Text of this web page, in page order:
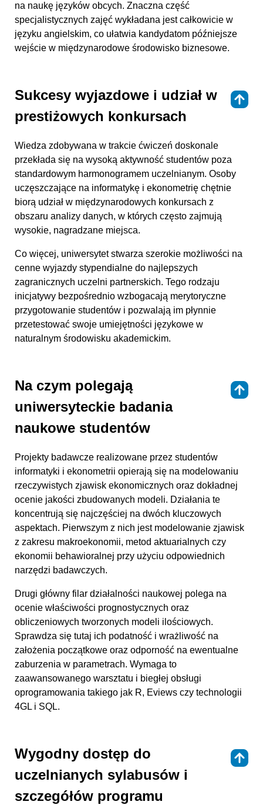
na naukę języków obcych. Znaczna część
specjalistycznych zajęć wykładana jest całkowicie w
języku angielskim, co ułatwia kandydatom późniejsze
wejście w międzynarodowe środowisko biznesowe.
Sukcesy wyjazdowe i udział w
prestiżowych konkursach
Wiedza zdobywana w trakcie ćwiczeń doskonale
przekłada się na wysoką aktywność studentów poza
standardowym harmonogramem uczelnianym. Osoby
uczęszczające na informatykę i ekonometrię chętnie
biorą udział w międzynarodowych konkursach z
obszaru analizy danych, w których często zajmują
wysokie, nagradzane miejsca.
Co więcej, uniwersytet stwarza szerokie możliwości na
cenne wyjazdy stypendialne do najlepszych
zagranicznych uczelni partnerskich. Tego rodzaju
inicjatywy bezpośrednio wzbogacają merytoryczne
przygotowanie studentów i pozwalają im płynnie
przetestować swoje umiejętności językowe w
naturalnym środowisku akademickim.
Na czym polegają
uniwersyteckie badania
naukowe studentów
Projekty badawcze realizowane przez studentów
informatyki i ekonometrii opierają się na modelowaniu
rzeczywistych zjawisk ekonomicznych oraz dokładnej
ocenie jakości zbudowanych modeli. Działania te
koncentrują się najczęściej na dwóch kluczowych
aspektach. Pierwszym z nich jest modelowanie zjawisk
z zakresu makroekonomii, metod aktuarialnych czy
ekonomii behawioralnej przy użyciu odpowiednich
narzędzi badawczych.
Drugi główny filar działalności naukowej polega na
ocenie właściwości prognostycznych oraz
obliczeniowych tworzonych modeli ilościowych.
Sprawdza się tutaj ich podatność i wrażliwość na
założenia początkowe oraz odporność na ewentualne
zaburzenia w parametrach. Wymaga to
zaawansowanego warsztatu i biegłej obsługi
oprogramowania takiego jak R, Eviews czy technologii
4GL i SQL.
Wygodny dostęp do
uczelnianych sylabusów i
szczegółów programu